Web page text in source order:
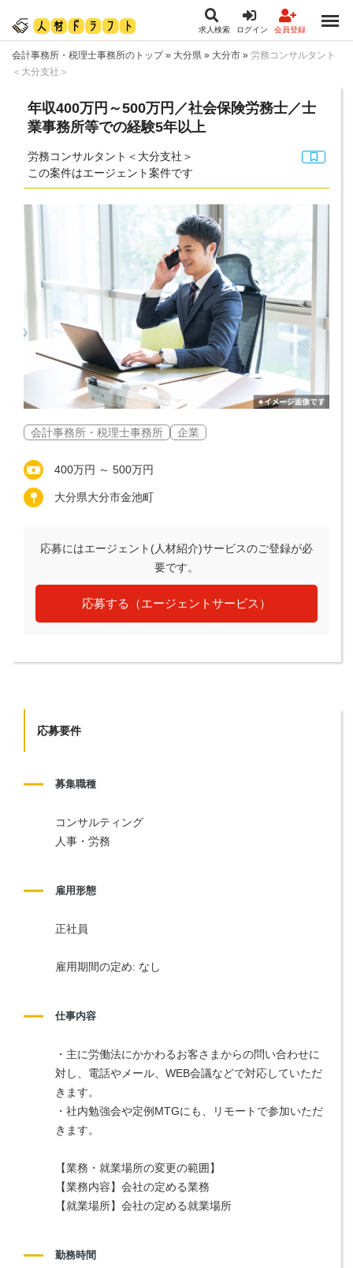
求人検索 ログイン 会員登録
会計事務所・税理士事務所のトップ» 大分県 » 大分市 » 労務コンサルタント
＜大分支社＞
年収400万円～500万円／社会保険労務士／士
業事務所等での経験5年以上
労務コンサルタント＜大分支社＞
この案件はエージェント案件です
会計事務所・税理士事務所 企業
400万円 ～ 500万円
大分県大分市金池町
応募にはエージェント(人材紹介)サービスのご登録が必
要です。
応募する（エージェントサービス）
応募要件
募集職種
コンサルティング
人事・労務
雇用形態
正社員
雇用期間の定め: なし
仕事内容
・主に労働法にかかわるお客さまからの問い合わせに
対し、電話やメール、WEB会議などで対応していただ
きます。
・社内勉強会や定例MTGにも、リモートで参加いただ
きます。
【業務・就業場所の変更の範囲】
【業務内容】会社の定める業務
【就業場所】会社の定める就業場所
勤務時間